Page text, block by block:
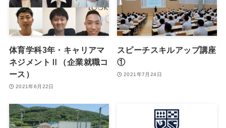
体育学科3年・キャリアマ
ネジメントⅡ（企業就職コ
ース）
2021年6月22日
スピーチスキルアップ講座
①
2021年7月24日